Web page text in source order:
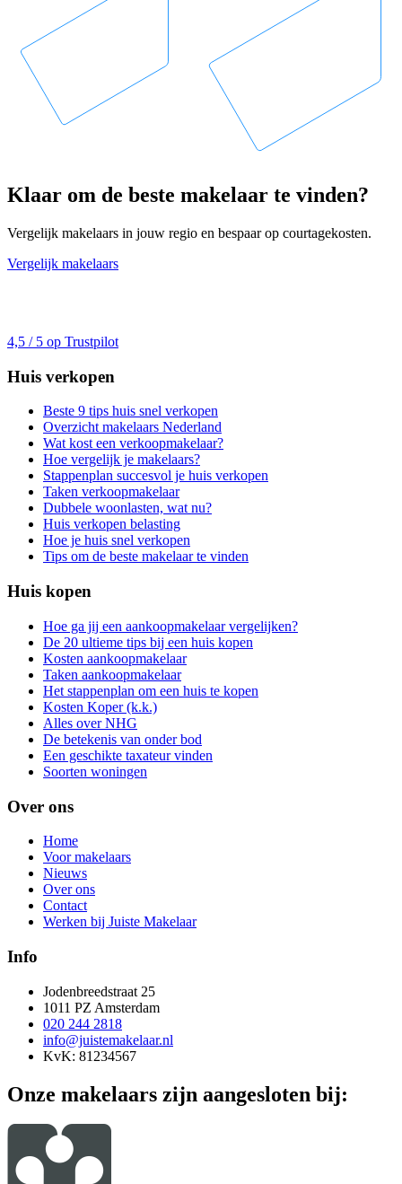
Klaar om de beste makelaar te vinden?
Vergelijk makelaars in jouw regio en bespaar op courtagekosten.
Vergelijk makelaars
4,5 / 5 op Trustpilot
Huis verkopen
Beste 9 tips huis snel verkopen
Overzicht makelaars Nederland
Wat kost een verkoopmakelaar?
Hoe vergelijk je makelaars?
Stappenplan succesvol je huis verkopen
Taken verkoopmakelaar
Dubbele woonlasten, wat nu?
Huis verkopen belasting
Hoe je huis snel verkopen
Tips om de beste makelaar te vinden
Huis kopen
Hoe ga jij een aankoopmakelaar vergelijken?
De 20 ultieme tips bij een huis kopen
Kosten aankoopmakelaar
Taken aankoopmakelaar
Het stappenplan om een huis te kopen
Kosten Koper (k.k.)
Alles over NHG
De betekenis van onder bod
Een geschikte taxateur vinden
Soorten woningen
Over ons
Home
Voor makelaars
Nieuws
Over ons
Contact
Werken bij Juiste Makelaar
Info
Jodenbreedstraat 25
1011 PZ Amsterdam
020 244 2818
info@juistemakelaar.nl
KvK: 81234567
Onze makelaars zijn aangesloten bij: